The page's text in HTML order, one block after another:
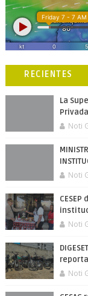
RECIENTES
La
Noti
Noti
Noti
Noti